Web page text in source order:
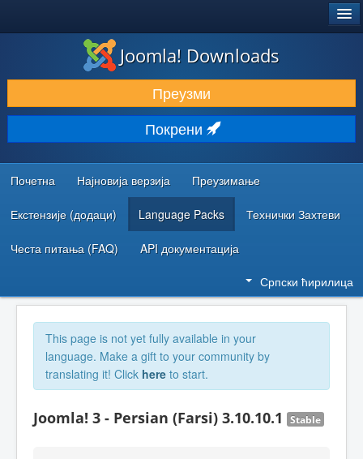
ПРЕУЗИМАЊЕ И ПРОШИРЕЊА (ЕКСТЕНЗИЈЕ)
ОТКРИЈТЕ И НАУЧИТЕ
ЗАЈЕДНИЦА И ПОДРШКА
РЕСУРСИ ЗА РАЗВОЈ
Joomla! Downloads
Преузми
Покрени
Почетна Најновија верзија Преузимање
Екстензије (додаци) Language Packs Технички Захтеви
Честа питања (FAQ) API документација
Српски ћирилица
This page is not yet fully available in your
language. Make a gift to your community by
translating it! Click here to start.
Joomla! 3 - Persian (Farsi) 3.10.10.1 Stable